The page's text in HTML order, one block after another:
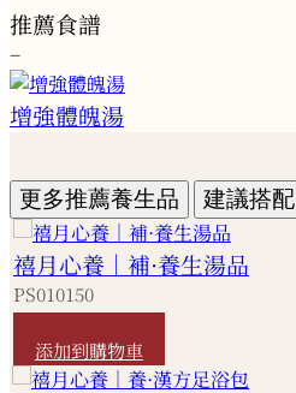
推薦食譜
−
增強體魄湯
更多推薦養生品 建議搭配
禧月心養｜補·養生湯品
PS010150
HKD 5,280
添加到購物車